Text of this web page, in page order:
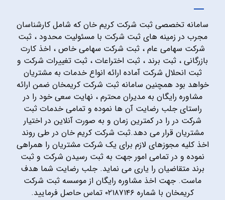
سامانه تخصصی ثبت شرکت کریم خان که شامل کارشناسان
مجرب در زمینه های ثبت شرکت با مسئولیت محدود ، ثبت
شرکت سهامی عام ، ثبت شرکت سهامی خاص ، اخذ کارت
بازرگانی ، ثبت برند ، ثبت اختراعات ، ثبت تغییرات شرکت و
ثبت انحلال شرکت آماده ارائه انواع خدمات به مشتریان
خواهد بود همچنین سامانه ثبت شرکت کریمخان ضمن ارائه
مشاوره رایگان به مدیران محترم ، نهایت سعی خود را در
راستای جلب رضایت آن ها نموده و تمامی خدمات ثبت
شرکت در را در کمترین زمان و به صورت آنلاین در اختیار
مشتریان قرار می دهد.ثبت شرکت کریم خان در طی روند
اخذ کلیه مجوزهای لازم برای یک شرکت مشتریان را همراهی
نموده و در تمامی امور جهت به ثبت رسیدن شرکت و ثبت
برند متقاضیان را یاری می نماید. جلب رضایت شما هدف
ماست. جهت اخذ مشاوره رایگان از موسسه ثبت شرکت
کریمخان با شماره ۰۲۱۸۷۱۴۶ تماس حاصل فرمایید.